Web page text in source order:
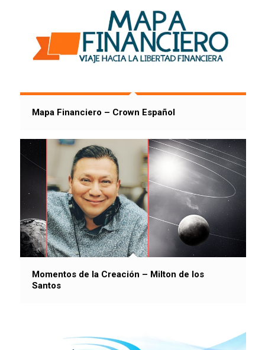
Mapa Financiero – Crown Español
Momentos de la Creación – Milton de los
Santos